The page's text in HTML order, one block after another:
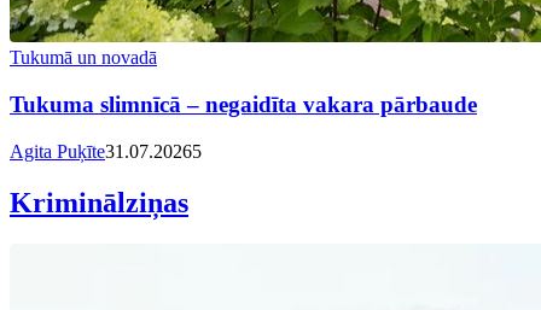
Tukumā un novadā
Tukuma slimnīcā – negaidīta vakara pārbaude
Agita Puķīte31.07.20265
Kriminālziņas